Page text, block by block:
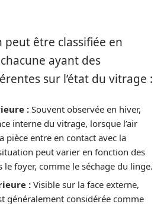
peut être classifiée en
ayant des
sur l’état du vitrage :
: Souvent observée en hiver,
interne du vitrage, lorsque l’air
pièce entre en contact avec la
peut varier en fonction des
le foyer, comme le séchage du linge.
: Visible sur la face externe,
généralement considérée comme